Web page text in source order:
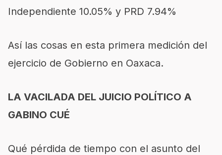
Independiente 10.05% y PRD 7.94%
Así las cosas en esta primera medición del
ejercicio de Gobierno en Oaxaca.
LA VACILADA DEL JUICIO POLÍTICO A
GABINO CUÉ
Qué pérdida de tiempo con el asunto del